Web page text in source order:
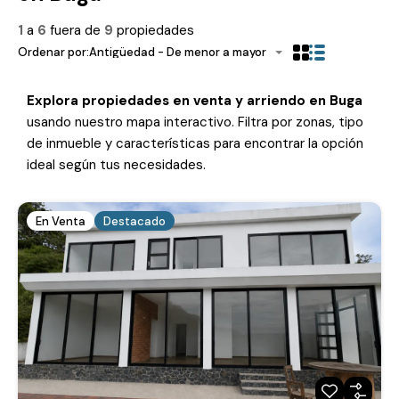
1 a 6 fuera de 9 propiedades
Ordenar por:Antigüedad - De menor a mayor
Explora propiedades en venta y arriendo en Buga
usando nuestro mapa interactivo. Filtra por zonas, tipo
de inmueble y características para encontrar la opción
ideal según tus necesidades.
En Venta Destacado